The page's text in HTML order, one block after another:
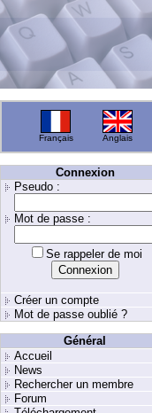
Français Anglais
Connexion
Pseudo :
Mot de passe :
Se rappeler de moi
Créer un compte
Mot de passe oublié ?
Général
Accueil
News
Rechercher un membre
Forum